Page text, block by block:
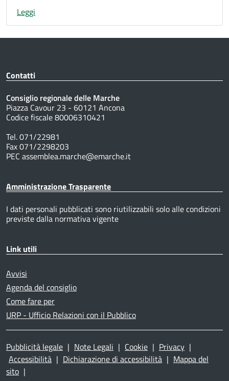
Leggi
Contatti
Consiglio regionale delle Marche
Piazza Cavour 23 - 60121 Ancona
Codice fiscale 80006310421
Tel. 071/22981
Fax 071/2298203
PEC assemblea.marche@emarche.it
Amministrazione Trasparente
I dati personali pubblicati sono riutilizzabili solo alle condizioni
previste dalla normativa vigente
Link utili
Avvisi
Agenda del consiglio
Come fare per
URP - Ufficio Relazioni con il Pubblico
Pubblicità legale | Note Legali | Cookie | Privacy |
Accessibilità | Dichiarazione di accessibilità | Mappa del
sito |